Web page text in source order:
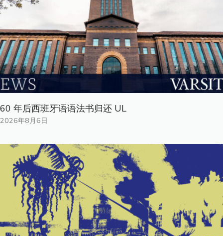
60 年后西班牙语语法书归还 UL
2026年8月6日